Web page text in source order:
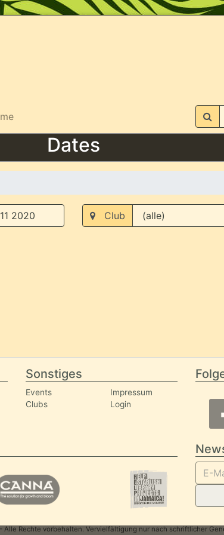
Suchen
Dates
Club
Sonstiges
Events
Clubs
Impressum
Login
Alle Rechte vorbehalten. Vervielfältigung nur nach schriftlicher